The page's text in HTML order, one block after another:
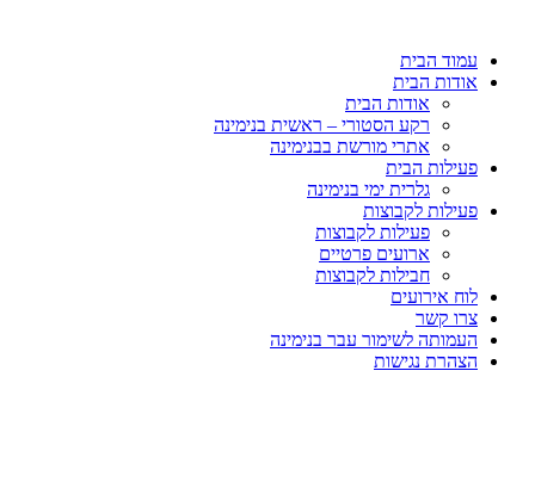
עמוד הבית
אודות הבית
אודות הבית
רקע הסטורי – ראשית בנימינה
אתרי מורשת בבנימינה
פעילות הבית
גלרית ימי בנימינה
פעילות לקבוצות
פעילות לקבוצות
ארועים פרטיים
חבילות לקבוצות
לוח אירועים
צרו קשר
העמותה לשימור עבר בנימינה
הצהרת נגישות